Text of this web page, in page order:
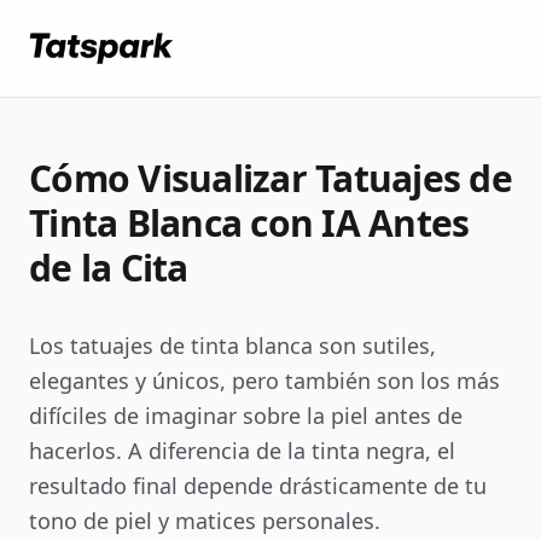
Cómo Visualizar Tatuajes de
Tinta Blanca con IA Antes
de la Cita
Los tatuajes de tinta blanca son sutiles,
elegantes y únicos, pero también son los más
difíciles de imaginar sobre la piel antes de
hacerlos. A diferencia de la tinta negra, el
resultado final depende drásticamente de tu
tono de piel y matices personales.